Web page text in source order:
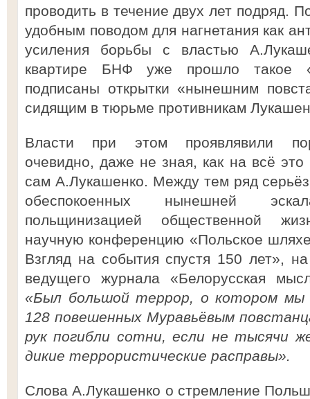
проводить в течение двух лет подряд.
удобным поводом для нагнетания как
усиления борьбы с властью
квартире БНФ уже прошло такое
подписаны открытки «нынешним
сидящим в тюрьме противникам
Власти при этом проявлявили
очевидно, даже не зная, как на всё
сам А.Лукашенко. Между тем ряд
обеспокоенных нынешней
польщинизацией общественной
научную конференцию «Польское
Взгляд на события спустя 150 лет»,
ведущего журнала «Белорусская
«Был большой террор, о котором мы
128 повешенных Муравьёвым
рук погибли сотни, если не тысячи
дикие террористические расправы».
Слова А.Лукашенко о стремление